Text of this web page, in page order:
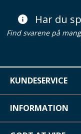
Har du
Find svarene på
KUNDESERVICE
INFORMATION